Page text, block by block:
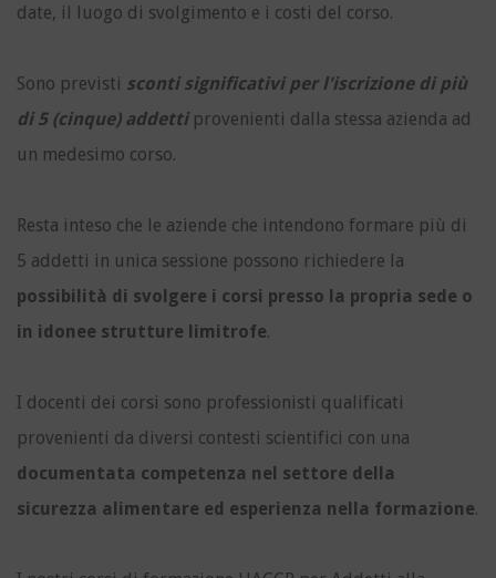
date, il luogo di svolgimento e i costi del corso.
Sono previsti sconti significativi per l'iscrizione di più
di 5 (cinque) addetti provenienti dalla stessa azienda ad
un medesimo corso.
Resta inteso che le aziende che intendono formare più di
5 addetti in unica sessione possono richiedere la
possibilità di svolgere i corsi presso la propria sede o
in idonee strutture limitrofe.
I docenti dei corsi sono professionisti qualificati
provenienti da diversi contesti scientifici con una
documentata competenza nel settore della
sicurezza alimentare ed esperienza nella formazione.